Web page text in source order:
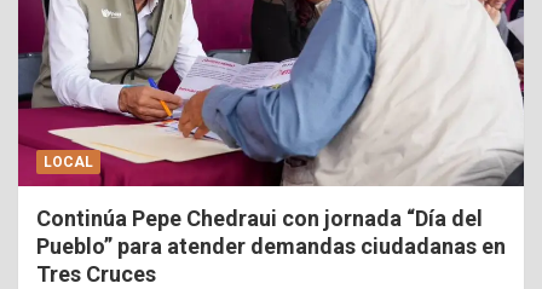
LOCAL
Continúa Pepe Chedraui con jornada “Día del
Pueblo” para atender demandas ciudadanas en
Tres Cruces